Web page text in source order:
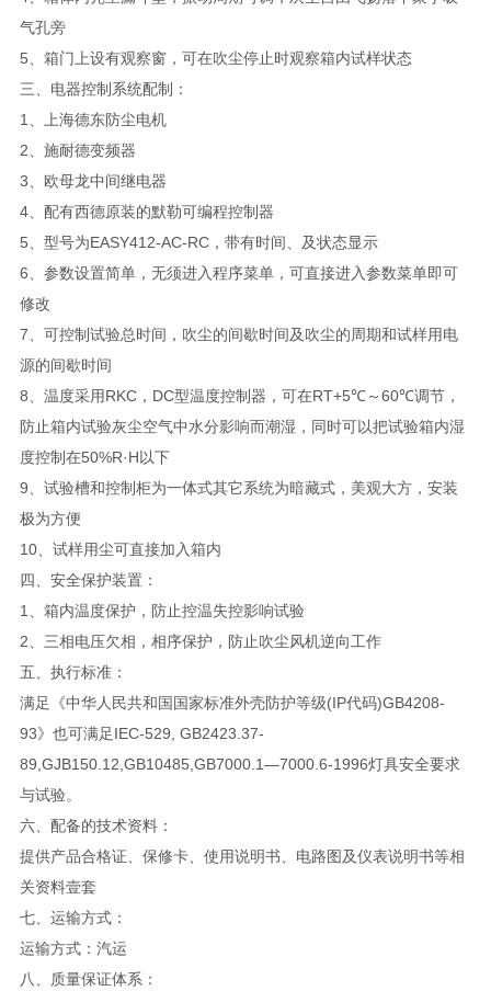
气孔旁
5、箱门上设有观察窗，可在吹尘停止时观察箱内试样状态
三、电器控制系统配制：
1、上海德东防尘电机
2、施耐德变频器
3、欧母龙中间继电器
4、配有西德原装的默勒可编程控制器
5、型号为EASY412-AC-RC，带有时间、及状态显示
6、参数设置简单，无须进入程序菜单，可直接进入参数菜单即可
修改
7、可控制试验总时间，吹尘的间歇时间及吹尘的周期和试样用电
源的间歇时间
8、温度采用RKC，DC型温度控制器，可在RT+5℃～60℃调节，
防止箱内试验灰尘空气中水分影响而潮湿，同时可以把试验箱内湿
度控制在50%R·H以下
9、试验槽和控制柜为一体式其它系统为暗藏式，美观大方，安装
极为方便
10、试样用尘可直接加入箱内
四、安全保护装置：
1、箱内温度保护，防止控温失控影响试验
2、三相电压欠相，相序保护，防止吹尘风机逆向工作
五、执行标准：
满足《中华人民共和国国家标准外壳防护等级(IP代码)GB4208-
93》也可满足IEC-529, GB2423.37-
89,GJB150.12,GB10485,GB7000.1—7000.6-1996灯具安全要求
与试验。
六、配备的技术资料：
提供产品合格证、保修卡、使用说明书、电路图及仪表说明书等相
关资料壹套
七、运输方式：
运输方式：汽运
八、质量保证体系：